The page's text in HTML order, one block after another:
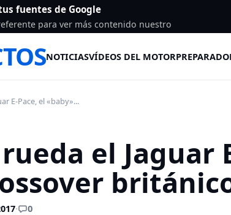
fuentes de Google
para ver más contenido nuestro
NOTICIASVÍDEOS DEL MOTOR
E-Pace, el «baby»...
el Jaguar
· 0